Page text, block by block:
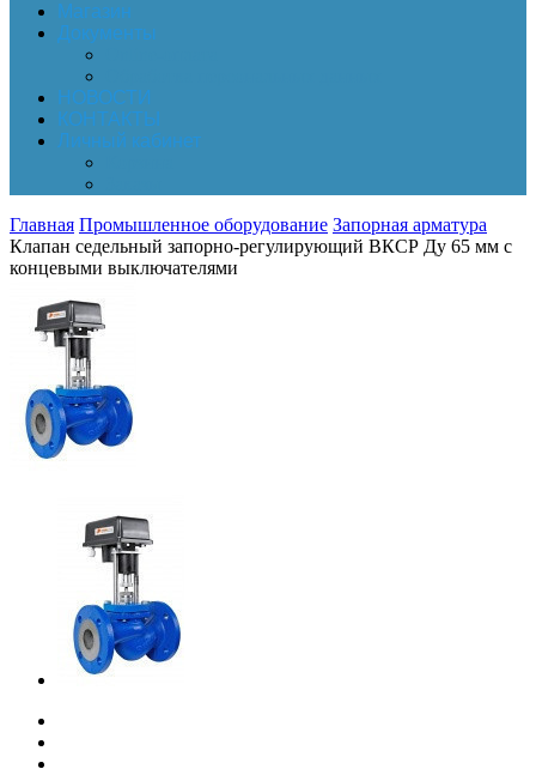
Магазин
Документы
НОВОСТИ
КОНТАКТЫ
Личный кабинет
Главная Промышленное оборудование Запорная арматура
Клапан седельный запорно-регулирующий ВКСР Ду 65 мм с
концевыми выключателями